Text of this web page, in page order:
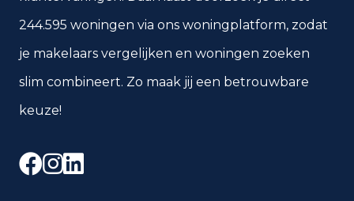
244.595 woningen via ons woningplatform, zodat
je makelaars vergelijken en woningen zoeken
slim combineert. Zo maak jij een betrouwbare
keuze!
Facebook
Instagram
LinkedIn